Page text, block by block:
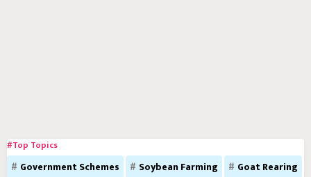
#Top Topics
Government Schemes Soybean Farming
Goat Rearing